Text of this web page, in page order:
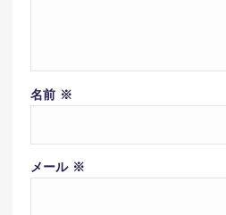
名前 ※
メール ※